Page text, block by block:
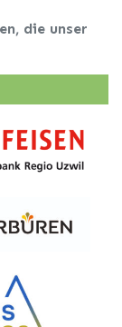
die unser